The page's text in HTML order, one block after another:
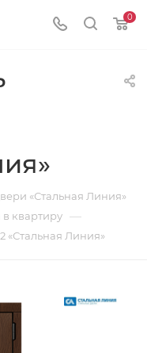
0
«Стальная Линия»
квартиру —
«Стальная Линия»